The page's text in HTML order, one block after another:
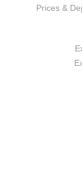
Prices &